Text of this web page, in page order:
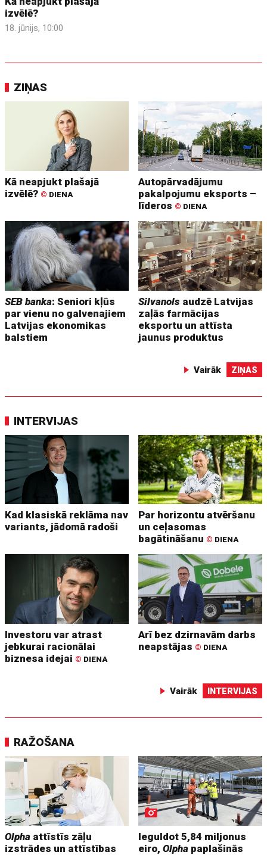
izvēlē?
18. jūnijs, 10:00
ZIŅAS
Kā neapjukt plašajā
izvēlē? © DIENA
Autopārvadājumu
pakalpojumu eksports –
līderos © DIENA
SEB banka: Seniori kļūs
par vienu no galvenajiem
Latvijas ekonomikas
balstiem
Silvanols audzē Latvijas
zaļās farmācijas
eksportu un attīsta
jaunus produktus
Vairāk ZIŅAS
INTERVIJAS
Kad klasiskā reklāma nav
variants, jādomā radoši
Par horizontu atvēršanu
un ceļasomas
bagātināšanu © DIENA
Investoru var atrast
jebkurai racionālai
biznesa idejai © DIENA
Arī bez dzirnavām darbs
neapstājas © DIENA
Vairāk INTERVIJAS
RAŽOŠANA
Olpha attīstīs zāļu
izstrādes un attīstības
Ieguldot 5,84 miljonus
eiro,Olpha paplašinās